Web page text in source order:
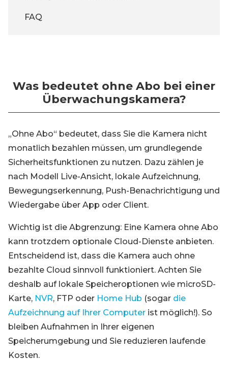
FAQ
Was bedeutet ohne Abo bei einer
Überwachungskamera?
„Ohne Abo“ bedeutet, dass Sie die Kamera nicht
monatlich bezahlen müssen, um grundlegende
Sicherheitsfunktionen zu nutzen. Dazu zählen je
nach Modell Live-Ansicht, lokale Aufzeichnung,
Bewegungserkennung, Push-Benachrichtigung und
Wiedergabe über App oder Client.
Wichtig ist die Abgrenzung: Eine Kamera ohne Abo
kann trotzdem optionale Cloud-Dienste anbieten.
Entscheidend ist, dass die Kamera auch ohne
bezahlte Cloud sinnvoll funktioniert. Achten Sie
deshalb auf lokale Speicheroptionen wie microSD-
Karte, NVR, FTP oder Home Hub (sogar die
Aufzeichnung auf Ihrer Computer ist möglich!). So
bleiben Aufnahmen in Ihrer eigenen
Speicherumgebung und Sie reduzieren laufende
Kosten.